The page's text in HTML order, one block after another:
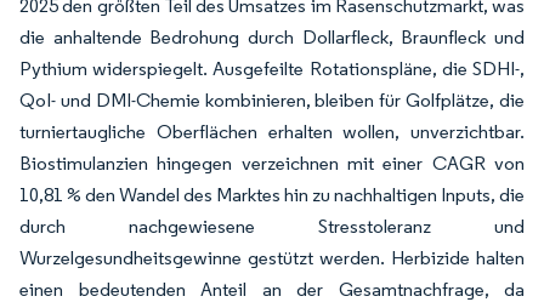
2025 den größten Teil des Umsatzes im Rasenschutzmarkt, was
die anhaltende Bedrohung durch Dollarfleck, Braunfleck und
Pythium widerspiegelt. Ausgefeilte Rotationspläne, die SDHI-,
QoI- und DMI-Chemie kombinieren, bleiben für Golfplätze, die
turniertaugliche Oberflächen erhalten wollen, unverzichtbar.
Biostimulanzien hingegen verzeichnen mit einer CAGR von
10,81 % den Wandel des Marktes hin zu nachhaltigen Inputs, die
durch nachgewiesene Stresstoleranz und
Wurzelgesundheitsgewinne gestützt werden. Herbizide halten
einen bedeutenden Anteil an der Gesamtnachfrage, da